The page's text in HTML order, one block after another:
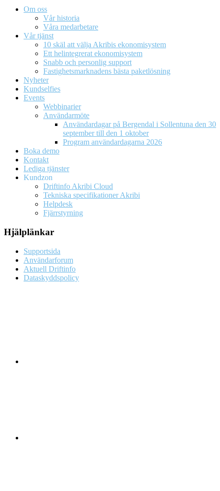
Om oss
Vår historia
Våra medarbetare
Vår tjänst
10 skäl att välja Akribis ekonomisystem
Ett helintegrerat ekonomisystem
Snabb och personlig support
Fastighetsmarknadens bästa paketlösning
Nyheter
Kundselfies
Events
Webbinarier
Användarmöte
Användardagar på Bergendal i Sollentuna den 30
september till den 1 oktober
Program användardagarna 2026
Boka demo
Kontakt
Lediga tjänster
Kundzon
Driftinfo Akribi Cloud
Tekniska specifikationer Akribi
Helpdesk
Fjärrstyrning
Hjälplänkar
Supportsida
Användarforum
Aktuell Driftinfo
Dataskyddspolicy